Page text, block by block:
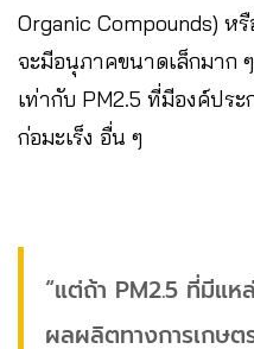
Organic Compounds) หรื
จะมีอนุภาคขนาดเล็กมาก
เท่ากับ PM2.5 ที่มีองค์ปร
ก่อมะเร็ง อื่น ๆ
“แต่ถ้า PM2.5 ที่มีแห
ผลผลิตทางการเกษต